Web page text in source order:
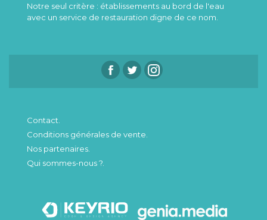
Notre seul critère : établissements au bord de l'eau
avec un service de restauration digne de ce nom.
Contact.
Conditions générales de vente.
Nos partenaires.
Qui sommes-nous ?.